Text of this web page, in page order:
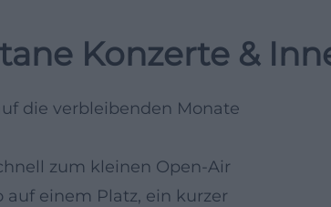
Konzerte &
die verbleibenden Monate
zum kleinen Open‑Air
einem Platz, ein kurzer